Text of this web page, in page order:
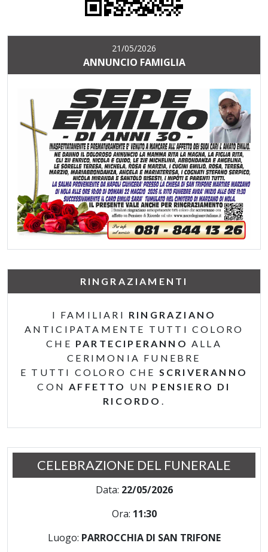
21/05/2026
ANNUNCIO FAMIGLIA
RINGRAZIAMENTI
I FAMILIARI RINGRAZIANO
ANTICIPATAMENTE TUTTI COLORO
CHE PARTECIPERANNO ALLA
CERIMONIA FUNEBRE
E TUTTI COLORO CHE SCRIVERANNO
CONAFFETTO UN PENSIERO DI
RICORDO .
CELEBRAZIONE DEL FUNERALE
Data: 22/05/2026
Ora: 11:30
Luogo: PARROCCHIA DI SAN TRIFONE